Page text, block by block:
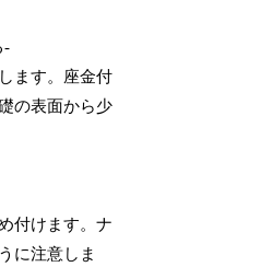
-
ます。座金付
の表面から少
付けます。ナ
に注意しま